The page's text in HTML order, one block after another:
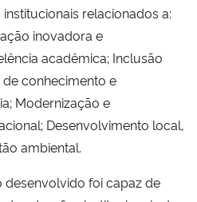
Direitos Humanos
relacionados a:
inovadora e
acadêmica; Inclusão
conhecimento e
Modernização e
Desenvolvimento local,
ambiental.
foi capaz de